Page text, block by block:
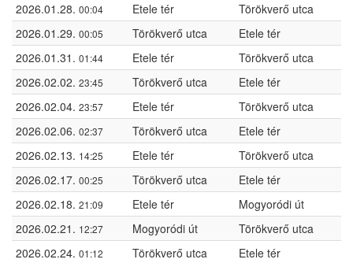
2026.01.28. 00:04 Etele tér
Törökverő utca
2026.01.29. 00:05 Törökverő utca
Etele tér
2026.01.31. 01:44 Etele tér
Törökverő utca
2026.02.02. 23:45 Törökverő utca
Etele tér
2026.02.04. 23:57 Etele tér
Törökverő utca
2026.02.06. 02:37 Törökverő utca
Etele tér
2026.02.13. 14:25 Etele tér
Törökverő utca
2026.02.17. 00:25 Törökverő utca
Etele tér
2026.02.18. 21:09 Etele tér
Mogyoródi út
2026.02.21. 12:27 Mogyoródi út
Törökverő utca
2026.02.24. 01:12 Törökverő utca
Etele tér